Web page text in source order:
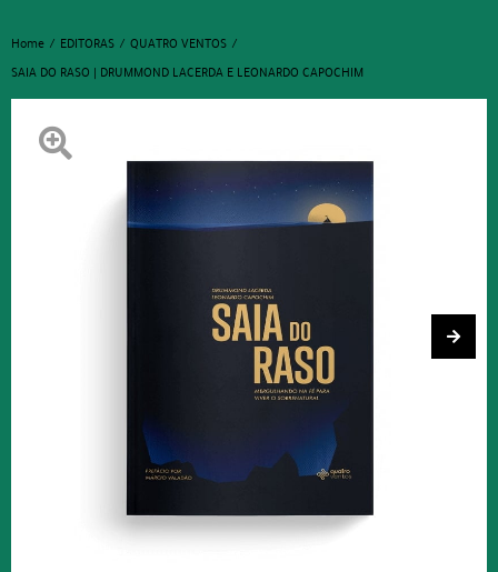
Home EDITORAS
QUATRO VENTOS
SAIA DO RASO | DRUMMOND LACERDA E LEONARDO CAPOCHIM